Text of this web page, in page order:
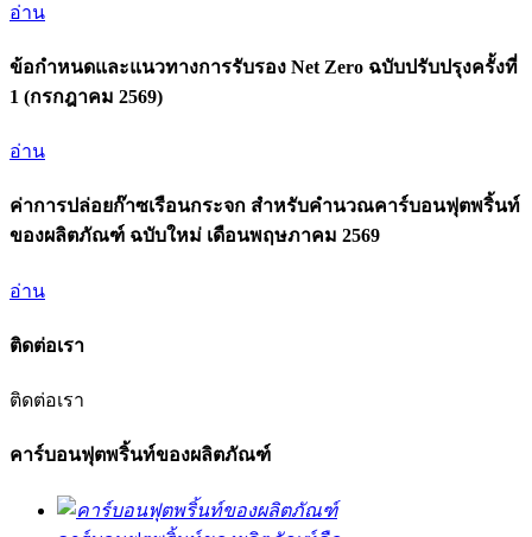
อ่าน
ข้อกำหนดและแนวทางการรับรอง Net Zero ฉบับปรับปรุงครั้งที่
1 (กรกฎาคม 2569)
อ่าน
ค่าการปล่อยก๊าซเรือนกระจก สำหรับคำนวณคาร์บอนฟุตพริ้นท์
ของผลิตภัณฑ์ ฉบับใหม่ เดือนพฤษภาคม 2569
อ่าน
ติดต่อเรา
ติดต่อเรา
คาร์บอนฟุตพริ้นท์ของผลิตภัณฑ์